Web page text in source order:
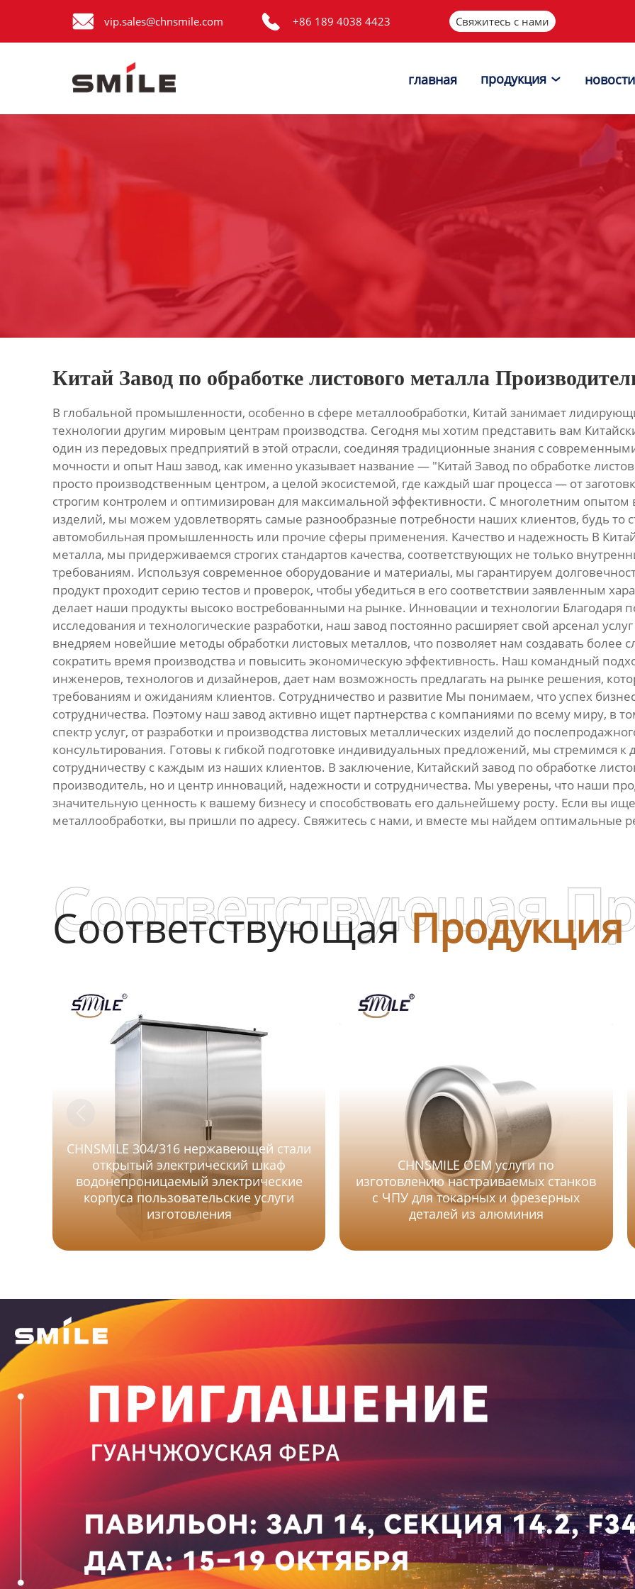
 vip.sales@chnsmile.com  +86 189 4038 4423 Свяжитесь с нами
главная продукция  новости
Китай Завод по обработке листового металла
В глобальной промышленности, особенно в сфере металлообработки, Китай занимает
технологии другим мировым центрам производства. Сегодня мы хотим представить вам
один из передовых предприятий в этой отрасли, соединяя традиционные знания с
мочности и опыт Наш завод, как именно указывает название — "Китай Завод по обработке
просто производственным центром, а целой экосистемой, где каждый шаг процесса — от
строгим контролем и оптимизирован для максимальной эффективности. С многолетним опытом
изделий, мы можем удовлетворять самые разнообразные потребности наших клиентов, будь то
автомобильная промышленность или прочие сферы применения. Качество и надежность В
металла, мы придерживаемся строгих стандартов качества, соответствующих не только
требованиям. Используя современное оборудование и материалы, мы гарантируем
продукт проходит серию тестов и проверок, чтобы убедиться в его соответствии заявленным
делает наши продукты высоко востребованными на рынке. Инновации и технологии Благодаря
исследования и технологические разработки, наш завод постоянно расширяет свой арсенал
внедряем новейшие методы обработки листовых металлов, что позволяет нам создавать
сократить время производства и повысить экономическую эффективность. Наш командный
инженеров, технологов и дизайнеров, дает нам возможность предлагать на рынке решения,
требованиям и ожиданиям клиентов. Сотрудничество и развитие Мы понимаем, что успех
сотрудничества. Поэтому наш завод активно ищет партнерства с компаниями по всему миру, в
спектр услуг, от разработки и производства листовых металлических изделий до
консультирования. Готовы к гибкой подготовке индивидуальных предложений, мы стремимся к
сотрудничеству с каждым из наших клиентов. В заключение, Китайский завод по обработке
производитель, но и центр инноваций, надежности и сотрудничества. Мы уверены, что наши
значительную ценность к вашему бизнесу и способствовать его дальнейшему росту. Если вы
металлообработки, вы пришли по адресу. Свяжитесь с нами, и вместе мы найдем оптимальные
СоответствующаяПродукция
Соответствующая
CHNSMILE 304/316 нержавеющей стали
открытый электрический шкаф
водонепроницаемый электрические
корпуса пользовательские услуги
изготовления
CHNSMILE OEM услуги по
изготовлению настраиваемых станков
с ЧПУ для токарных и фрезерных
деталей из алюминия